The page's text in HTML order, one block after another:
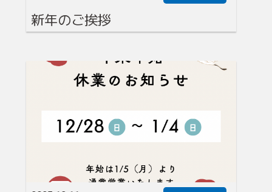
新年のご挨拶